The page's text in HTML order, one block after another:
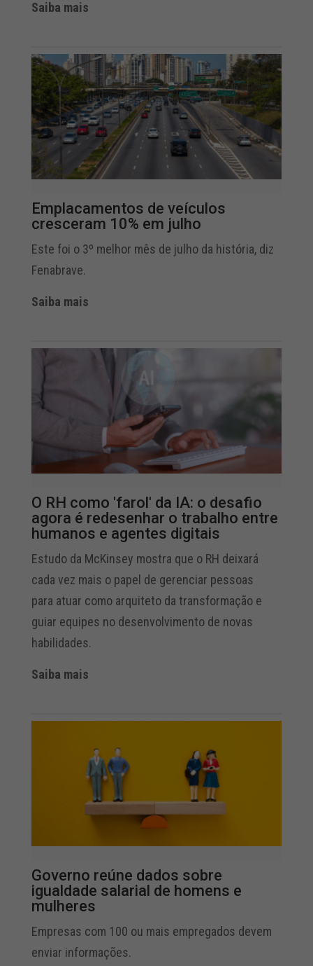
Saiba mais
Emplacamentos de veículos
cresceram 10% em julho
Este foi o 3º melhor mês de julho da história, diz
Fenabrave.
Saiba mais
O RH como 'farol' da IA: o desafio
agora é redesenhar o trabalho entre
humanos e agentes digitais
Estudo da McKinsey mostra que o RH deixará
cada vez mais o papel de gerenciar pessoas
para atuar como arquiteto da transformação e
guiar equipes no desenvolvimento de novas
habilidades.
Saiba mais
Governo reúne dados sobre
igualdade salarial de homens e
mulheres
Empresas com 100 ou mais empregados devem
enviar informações.